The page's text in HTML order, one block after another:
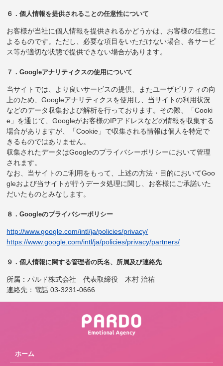
６．個人情報を提供されることの任意性について
お客様が当社に個人情報を提供されるかどうかは、お客様の任意に
よるものです。ただし、必要な項目をいただけない場合、各サービ
ス等が適切な状態で提供できない場合があります。
７．Googleアナリティクスの使用について
当サイトでは、より良いサービスの提供、またユーザビリティの向
上のため、Googleアナリティクスを使用し、当サイトの利用状況
などのデータ収集および解析を行っております。その際、「Cooki
e」を通じて、Googleがお客様のIPアドレスなどの情報を収集する
場合がありますが、「Cookie」で収集される情報は個人を特定で
きるものではありません。
収集されたデータはGoogleのプライバシーポリシーにおいて管理
されます。
なお、当サイトのご利用をもって、上述の方法・目的においてGoo
gleおよび当サイトが行うデータ処理に関し、お客様にご承諾いた
だいたものとみなします。
８．Googleのプライバシーポリシー
http://www.google.com/intl/ja/policies/privacy/
https://www.google.com/intl/ja/policies/privacy/partners/
９．個人情報に関する管理者の氏名、所属及び連絡先
所属：パルド株式会社 代表取締役 木村 治祐
連絡先：電話 03-3231-0666
ホーム